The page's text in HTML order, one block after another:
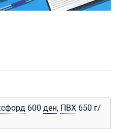
600 ден, ПВХ 650 г/